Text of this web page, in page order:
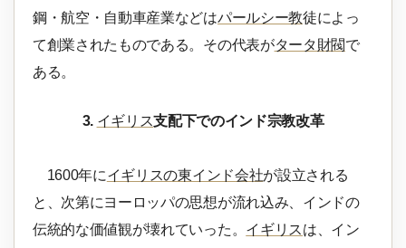
鋼・航空・自動車産業などはパールシー教徒によっ
て創業されたものである。その代表がタータ財閥で
ある。
3. イギリス支配下でのインド宗教改革
1600年にイギリスの東インド会社が設立される
と、次第にヨーロッパの思想が流れ込み、インドの
伝統的な価値観が壊れていった。 イギリスは、イン